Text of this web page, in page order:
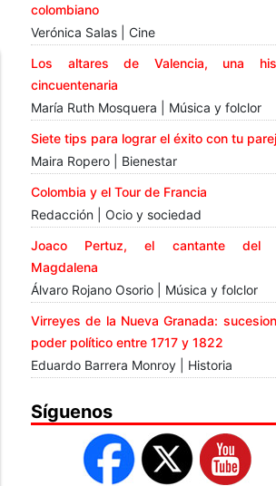
colombiano
Verónica Salas | Cine
Los altares de Valencia, una
cincuentenaria
María Ruth Mosquera | Música y folclor
Siete tips para lograr el éxito con tu
Maira Ropero | Bienestar
Colombia y el Tour de Francia
Redacción | Ocio y sociedad
Joaco Pertuz, el cantante del
Magdalena
Álvaro Rojano Osorio | Música y folclor
Virreyes de la Nueva Granada:
poder político entre 1717 y 1822
Eduardo Barrera Monroy | Historia
Síguenos